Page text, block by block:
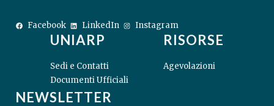
Facebook LinkedIn Instagram
UNIARP
Sedi e Contatti
Documenti Ufficiali
RISORSE
Agevolazioni
NEWSLETTER